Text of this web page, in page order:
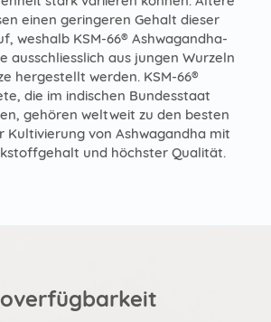
einen geringeren Gehalt dieser
weshalb KSM-66® Ashwagandha-
ausschliesslich aus jungen Wurzeln
hergestellt werden. KSM-66®
die im indischen Bundesstaat
gehören weltweit zu den besten
Kultivierung von Ashwagandha mit
und höchster Qualität.